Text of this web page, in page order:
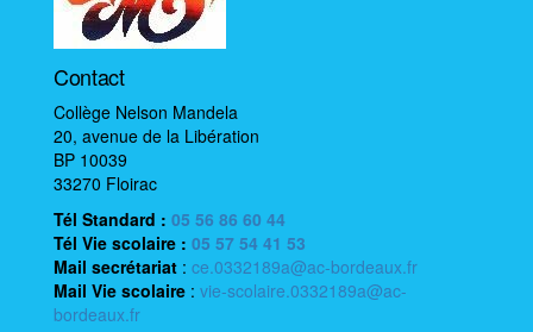
Contact
Collège Nelson Mandela
20, avenue de la Libération
BP 10039
33270 Floirac
Tél Standard : 05 56 86 60 44
Tél Vie scolaire : 05 57 54 41 53
Mail secrétariat : ce.0332189a@ac-bordeaux.fr
Mail Vie scolaire : vie-scolaire.0332189a@ac-
bordeaux.fr